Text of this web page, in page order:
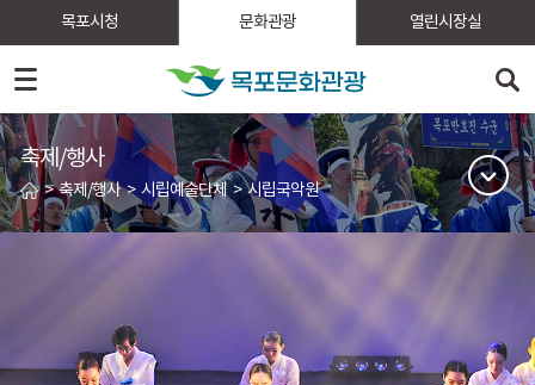
목포시청 문화관광 열린시장실
축제/행사
>축제/행사> 시립예술단체 > 시립국악원